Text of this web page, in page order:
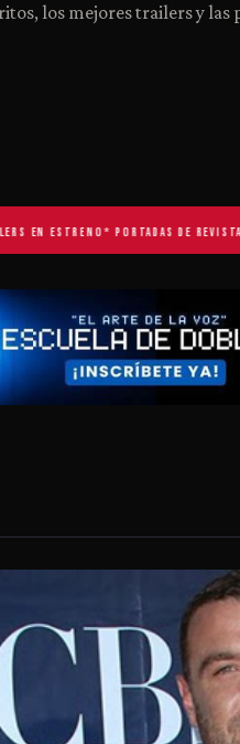
los mejores trailers y las
ESTRENO * PORTADAS DE REVISTA*